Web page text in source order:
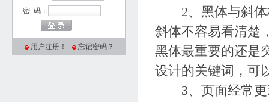
密 码：
用户注册！ 忘记密码？
2、黑体与斜体
斜体不容易看清楚
黑体最重要的还是
设计的关键词，可
3、页面经常更